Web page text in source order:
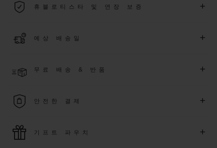
용됩니다.휴블로티스타 및 연장 보증 +
에 대해5 년 추가 워런티 혜택
또한 다양
더 알아보기
예상 배송일 +
다. *재고 상황에 따라 달라질 수 있습니다*.
무료 배송 & 반품 +
을 누려보세요
안전한 결제 +
모든 제품은 빠르고 안전하게 결제가 가능하며, 개인정보를 안
기프트 파우치 +